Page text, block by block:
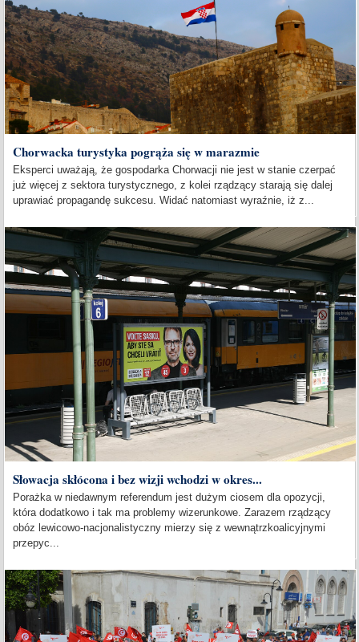
Chorwacka turystyka pogrąża się w marazmie
Eksperci uważają, że gospodarka Chorwacji nie jest w stanie czerpać
już więcej z sektora turystycznego, z kolei rządzący starają się dalej
uprawiać propagandę sukcesu. Widać natomiast wyraźnie, iż z...
Słowacja skłócona i bez wizji wchodzi w okres...
Porażka w niedawnym referendum jest dużym ciosem dla opozycji,
która dodatkowo i tak ma problemy wizerunkowe. Zarazem rządzący
obóz lewicowo-nacjonalistyczny mierzy się z wewnątrzkoalicyjnymi
przepyc...